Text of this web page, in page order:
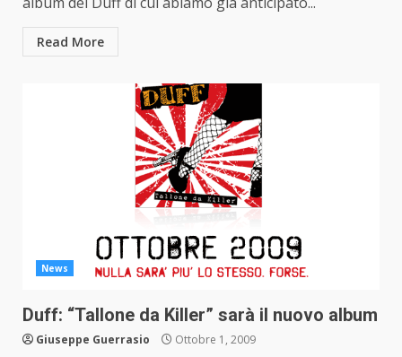
Read More
News
Duff: “Tallone da Killer” sarà il nuovo album
Giuseppe Guerrasio Ottobre 1, 2009